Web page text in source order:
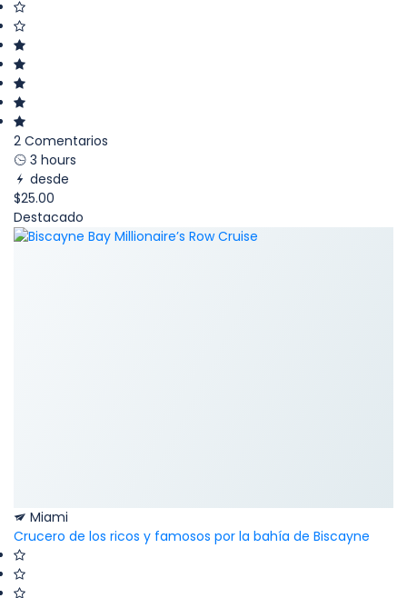
2 Comentarios
3 hours
desde
$25.00
Destacado
Miami
Crucero de los ricos y famosos por la bahía de Biscayne